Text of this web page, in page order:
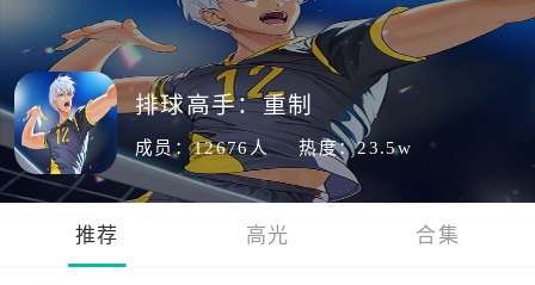
排球高手：重制
成员：12676人 热度：23.5w
推荐 高光 合集